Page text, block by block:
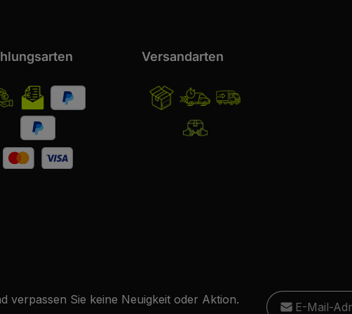
Versandarten
verpassen Sie keine Neuigkeit oder Aktion. E-Mail-